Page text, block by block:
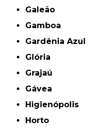
Galeão
Gamboa
Gardênia Azul
Glória
Grajaú
Gávea
Higienópolis
Horto